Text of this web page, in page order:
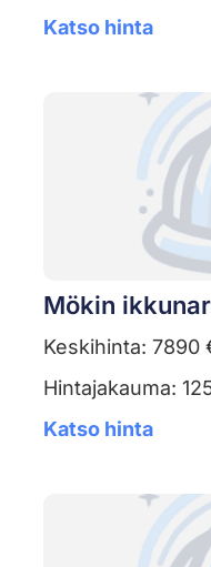
Katso hinta
Mökin
Keskihinta: 7890
Hintajakauma:
Katso hinta